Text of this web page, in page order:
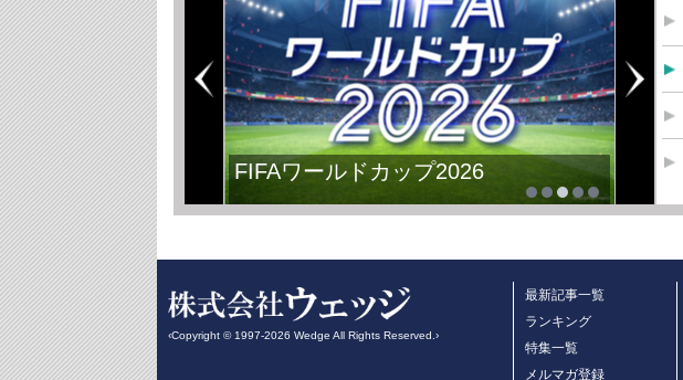
FIFAワールドカップ2026
‹Copyright © 1997-2026 Wedge All Rights Reserved.›
最新記事一覧
ランキング
特集一覧
メルマガ登録